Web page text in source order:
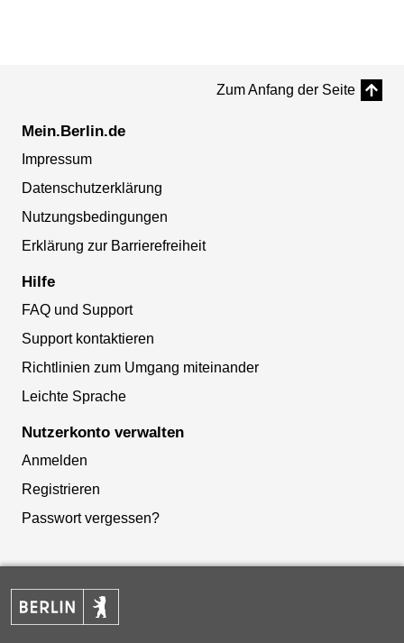
Zum Anfang der Seite
Mein.Berlin.de
Impressum
Datenschutzerklärung
Nutzungsbedingungen
Erklärung zur Barrierefreiheit
Hilfe
FAQ und Support
Support kontaktieren
Richtlinien zum Umgang miteinander
Leichte Sprache
Nutzerkonto verwalten
Anmelden
Registrieren
Passwort vergessen?